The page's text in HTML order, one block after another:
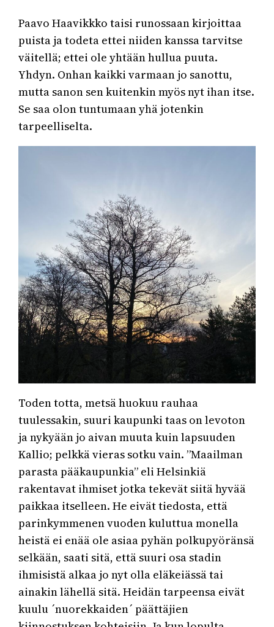
Paavo Haavikkko taisi runossaan kirjoittaa
puista ja todeta ettei niiden kanssa tarvitse
väitellä; ettei ole yhtään hullua puuta.
Yhdyn. Onhan kaikki varmaan jo sanottu,
mutta sanon sen kuitenkin myös nyt ihan itse.
Se saa olon tuntumaan yhä jotenkin
tarpeelliselta.
Toden totta, metsä huokuu rauhaa
tuulessakin, suuri kaupunki taas on levoton
ja nykyään jo aivan muuta kuin lapsuuden
Kallio; pelkkä vieras sotku vain. ”Maailman
parasta pääkaupunkia” eli Helsinkiä
rakentavat ihmiset jotka tekevät siitä hyvää
paikkaa itselleen. He eivät tiedosta, että
parinkymmenen vuoden kuluttua monella
heistä ei enää ole asiaa pyhän polkupyöränsä
selkään, saati sitä, että suuri osa stadin
ihmisistä alkaa jo nyt olla eläkeiässä tai
ainakin lähellä sitä. Heidän tarpeensa eivät
kuulu ´nuorekkaiden´ päättäjien